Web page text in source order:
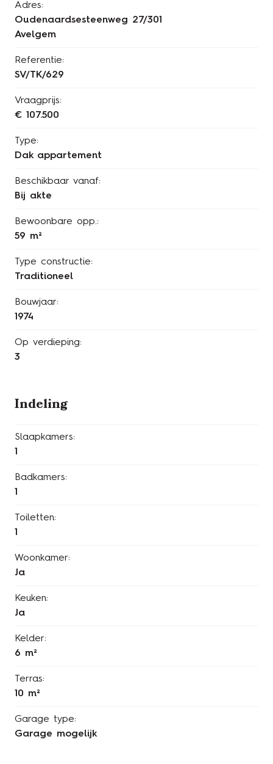
Adres:
Oudenaardsesteenweg 27/301
Avelgem
Referentie:
SV/TK/629
Vraagprijs:
€ 107.500
Type:
Dak appartement
Beschikbaar vanaf:
Bij akte
Bewoonbare opp.:
59 m²
Type constructie:
Traditioneel
Bouwjaar:
1974
Op verdieping:
3
Indeling
Slaapkamers:
1
Badkamers:
1
Toiletten:
1
Woonkamer:
Ja
Keuken:
Ja
Kelder:
6 m²
Terras:
10 m²
Garage type:
Garage mogelijk